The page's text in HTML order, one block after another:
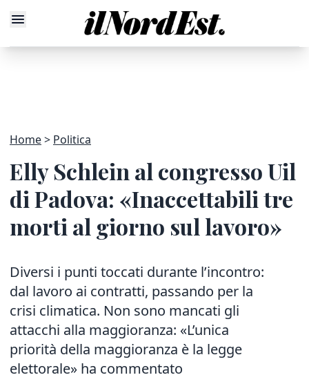
Home Politica
Elly Schlein al congresso Uil
di Padova: «Inaccettabili tre
morti al giorno sul lavoro»
Diversi i punti toccati durante l’incontro:
dal lavoro ai contratti, passando per la
crisi climatica. Non sono mancati gli
attacchi alla maggioranza: «L’unica
priorità della maggioranza è la legge
elettorale» ha commentato